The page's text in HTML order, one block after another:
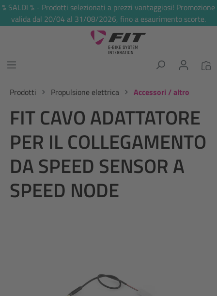
principale
% SALDI % - Prodotti selezionati a prezzi vantaggiosi! Promozione
valida dal 20/04 al 31/08/2026, fino a esaurimento scorte.
Prodotti Propulsione elettrica Accessori / altro
FIT CAVO ADATTATORE
PER IL COLLEGAMENTO
DA SPEED SENSOR A
SPEED NODE